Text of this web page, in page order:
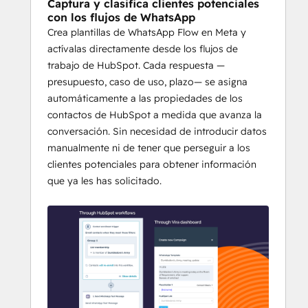
la introducción manual de datos y derivó a
los clientes potenciales a los asesores
adecuados, todo ello desde dentro de
HubSpot». — Global Schools Group (64
campus en 11 países)
¿Quieres conseguir resultados similares?
Concierta una llamada ahora
Lo que puedes hacer con
Vira:
Realizar un seguimiento de todas las
conversaciones de WhatsApp en la
cronología de contactos de
HubSpot , visible para todo tu equipo
Captura y califica
automáticamente
los contactos
a través del widget y
Captura y clasifica clientes potenciales
con los flujos de WhatsApp
Crea plantillas de WhatsApp Flow en Meta y
actívalas directamente desde los flujos de
trabajo de HubSpot. Cada respuesta —
presupuesto, caso de uso, plazo— se asigna
automáticamente a las propiedades de los
contactos de HubSpot a medida que avanza la
conversación. Sin necesidad de introducir datos
manualmente ni de tener que perseguir a los
clientes potenciales para obtener información
que ya les has solicitado.